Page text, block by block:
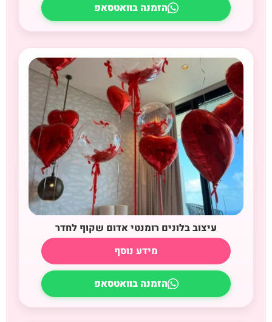
הזמנה בוואטסאפ
עיצוב בלונים רומנטי אדום שקוף לחדר
מידע נוסף
הזמנה בוואטסאפ